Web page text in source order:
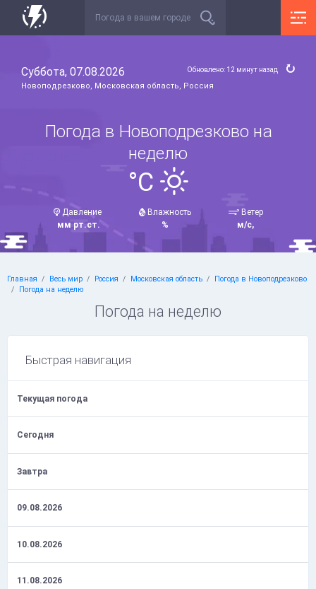
Суббота, 07.08.2026
Новоподрезково, Московская область, Россия
Обновлено: 12 минут назад
Погода в Новоподрезково на
неделю
°C
Давление
мм рт.ст.
Влажность
%
Ветер
м/с,
Главная Весь мир Россия Московская область
Погода в Новоподрезково
Погода на неделю
Погода на неделю
Быстрая навигация
Текущая погода
Сегодня
Завтра
09.08.2026
10.08.2026
11.08.2026